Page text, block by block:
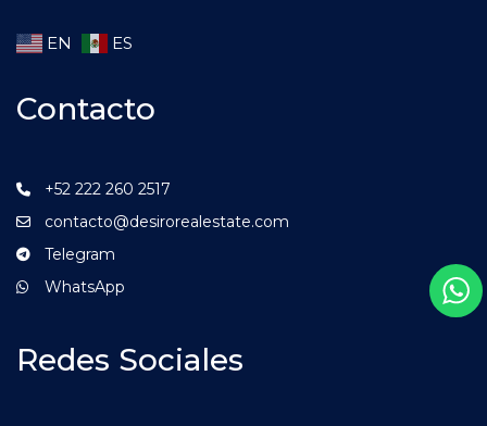
EN ES
Contacto
+52 222 260 2517
contacto@desirorealestate.com
Telegram
WhatsApp
Redes Sociales